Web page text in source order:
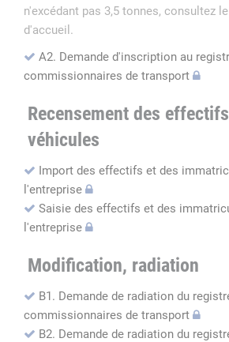
n'excédant pas 3,5 tonnes, consultez
d'accueil.
A2. Demande d'inscription au
commissionnaires de transport
Recensement des
véhicules
Import des effectifs et des
l'entreprise
Saisie des effectifs et des
l'entreprise
Modification, radiation
B1. Demande de radiation du
commissionnaires de transport
B2. Demande de radiation du